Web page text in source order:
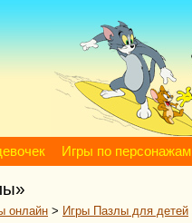
Игры по персонажам
онлайн > Игры Пазлы для детей